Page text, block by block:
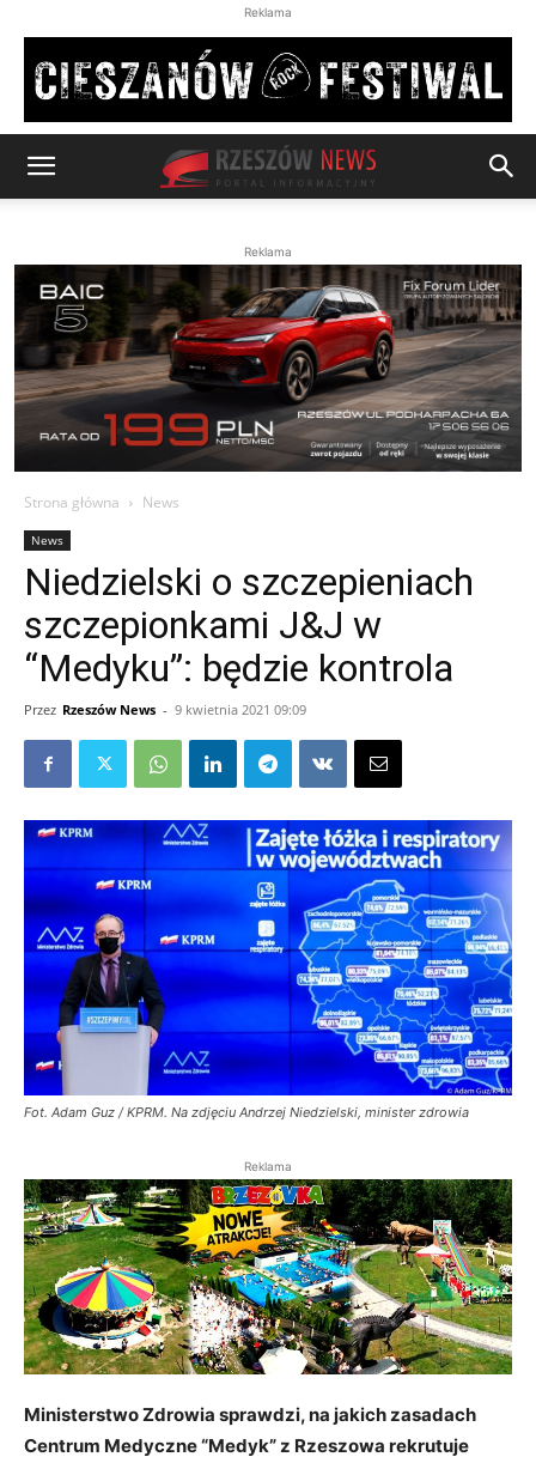
Reklama
Reklama
Strona główna News
News
Niedzielski o szczepieniach
szczepionkami J&J w
“Medyku”: będzie kontrola
Przez Rzeszów News - 9 kwietnia 2021 09:09
Fot. Adam Guz / KPRM. Na zdjęciu Andrzej Niedzielski, minister zdrowia
Reklama
Ministerstwo Zdrowia sprawdzi, na jakich zasadach
Centrum Medyczne “Medyk” z Rzeszowa rekrutuje